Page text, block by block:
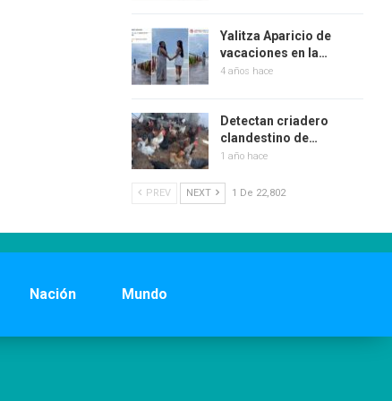
Yalitza Aparicio de
vacaciones en la…
4 años hace
Detectan criadero
clandestino de…
1 año hace
PREV NEXT 1 De 22,802
Nación Mundo